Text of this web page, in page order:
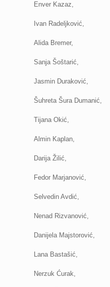
Enver Kazaz,
Ivan Radeljković,
Alida Bremer,
Sanja Šoštarić,
Jasmin Duraković,
Šuhreta Šura Dumanić,
Tijana Okić,
Almin Kaplan,
Darija Žilić,
Fedor Marjanović,
Selvedin Avdić,
Nenad Rizvanović,
Danijela Majstorović,
Lana Bastašić,
Nerzuk Ćurak,